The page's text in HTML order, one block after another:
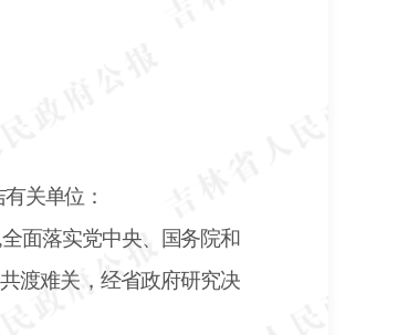
关单位：
,全面落实党中央、国务院和
渡难关，经省政府研究决